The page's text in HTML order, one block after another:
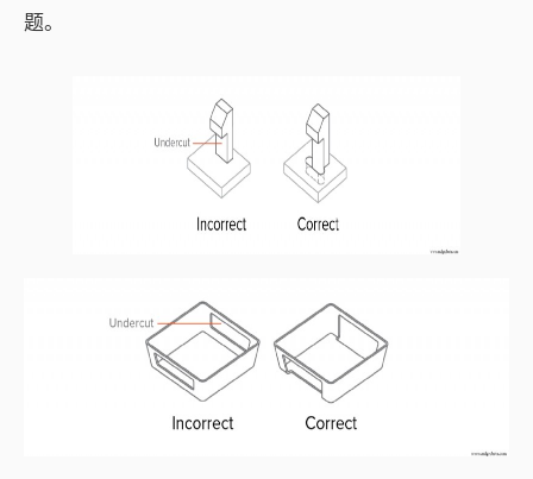
题。